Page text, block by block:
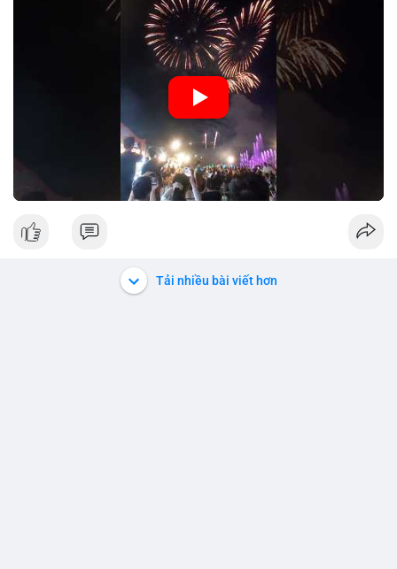
lãi suất ổn định và thị trường crypto ổn định, hoạt động giải trí
như vậy thường tăng trưởng khi người dân có khả năng chi
tiêu. Tuy nhiên, sự ưu tiên giải trí có thể ảnh hưởng đến tỷ lệ
tiết kiệm hoặc đầu tư vào crypto nếu người tiêu dùng chuyển
🎥 Xem video trực tiếp tại:
Nguồn: Đồng Tâm
Tải nhiều bài viết hơn